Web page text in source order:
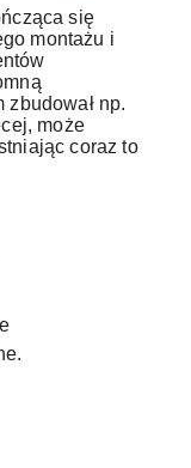
się
montażu i
zbudował np.
może
coraz to